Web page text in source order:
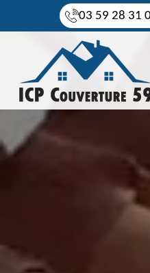
03 59 28 31